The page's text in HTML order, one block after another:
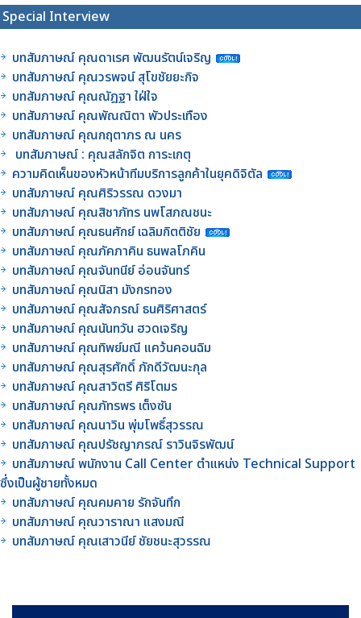
Special Interview
บทสัมภาษณ์ คุณดาเรศ พัฒนรัตน์เจริญ
บทสัมภาษณ์ คุณวรพจน์ สุโขชัยยะกิจ
บทสัมภาษณ์ คุณณัฎฐา ใฝ่ใจ
บทสัมภาษณ์ คุณพัณณิตา พัวประเทือง
บทสัมภาษณ์ คุณกฤตาภร ณ นคร
บทสัมภาษณ์ : คุณสลักจิต การะเกตุ
ความคิดเห็นของหัวหน้าทีมบริการลูกค้าในยุคดิจิตัล
บทสัมภาษณ์ คุณศิริวรรณ ดวงมา
บทสัมภาษณ์ คุณสิชาภัทร นพโสภณชนะ
บทสัมภาษณ์ คุณธนศักย์ เฉลิมกิตติชัย
บทสัมภาษณ์ คุณภัคภาคิน ธนพลโภคิน
บทสัมภาษณ์ คุณจันทนีย์ อ่อนจันทร์
บทสัมภาษณ์ คุณนิสา มังกรทอง
บทสัมภาษณ์ คุณสัจภรณ์ ธนศิริศาสตร์
บทสัมภาษณ์ คุณนันทวัน ฮวดเจริญ
บทสัมภาษณ์ คุณทิพย์มณี แคว้นคอนฉิม
บทสัมภาษณ์ คุณสุรศักดิ์ ภักดีวัฒนะกุล
บทสัมภาษณ์ คุณสาวิตรี ศิริโตมร
บทสัมภาษณ์ คุณภัทรพร เต็งซัน
บทสัมภาษณ์ คุณนาวิน พุ่มโพธิ์สุวรรณ
บทสัมภาษณ์ คุณปรัชญาภรณ์ ราวินจิรพัฒน์
บทสัมภาษณ์ พนักงาน Call Center ตำแหน่ง Technical Support
ซึ่งเป็นผู้ชายทั้งหมด
บทสัมภาษณ์ คุณคมคาย รักจันทึก
บทสัมภาษณ์ คุณวาราณา แสงมณี
บทสัมภาษณ์ คุณเสาวนีย์ ชัยชนะสุวรรณ